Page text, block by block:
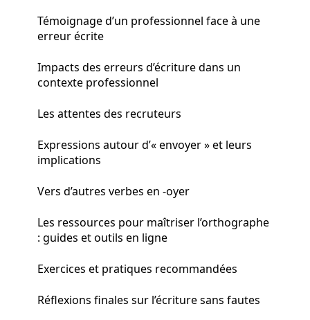
Témoignage d’un professionnel face à une
erreur écrite
Impacts des erreurs d’écriture dans un
contexte professionnel
Les attentes des recruteurs
Expressions autour d’« envoyer » et leurs
implications
Vers d’autres verbes en -oyer
Les ressources pour maîtriser l’orthographe
: guides et outils en ligne
Exercices et pratiques recommandées
Réflexions finales sur l’écriture sans fautes